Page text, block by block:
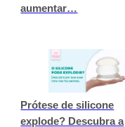
aumentar…
Prótese de silicone
explode? Descubra a